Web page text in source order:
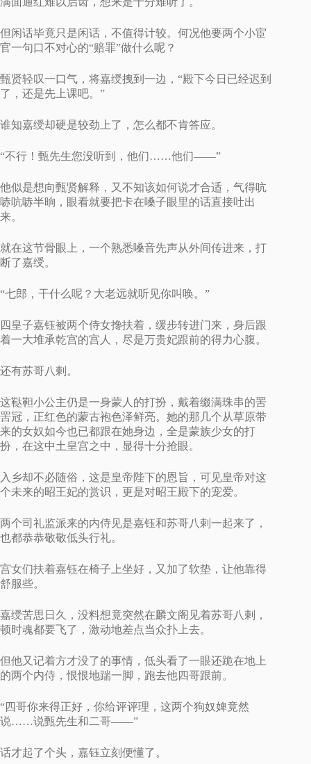
但闲话毕竟只是闲话，不值得计较。何况他要两个小宦
官一句口不对心的“赔罪”做什么呢？
甄贤轻叹一口气，将嘉绶拽到一边，“殿下今日已经迟到
了，还是先上课吧。”
谁知嘉绶却硬是较劲上了，怎么都不肯答应。
“不行！甄先生您没听到，他们……他们——”
他似是想向甄贤解释，又不知该如何说才合适，气得吭
哧吭哧半晌，眼看就要把卡在嗓子眼里的话直接吐出
来。
就在这节骨眼上，一个熟悉嗓音先声从外间传进来，打
断了嘉绶。
“七郎，干什么呢？大老远就听见你叫唤。”
四皇子嘉钰被两个侍女搀扶着，缓步转进门来，身后跟
着一大堆承乾宫的宫人，尽是万贵妃跟前的得力心腹。
还有苏哥八剌。
这鞑靼小公主仍是一身蒙人的打扮，戴着缀满珠串的罟
罟冠，正红色的蒙古袍色泽鲜亮。她的那几个从草原带
来的女奴如今也已都跟在她身边，全是蒙族少女的打
扮，在这中土皇宫之中，显得十分抢眼。
入乡却不必随俗，这是皇帝陛下的恩旨，可见皇帝对这
个未来的昭王妃的赏识，更是对昭王殿下的宠爱。
两个司礼监派来的内侍见是嘉钰和苏哥八剌一起来了，
也都恭恭敬敬低头行礼。
宫女们扶着嘉钰在椅子上坐好，又加了软垫，让他靠得
舒服些。
嘉绶苦思日久，没料想竟突然在麟文阁见着苏哥八剌，
顿时魂都要飞了，激动地差点当众扑上去。
但他又记着方才没了的事情，低头看了一眼还跪在地上
的两个内侍，恨恨地踹一脚，跑去他四哥跟前。
“四哥你来得正好，你给评评理，这两个狗奴婢竟然
说……说甄先生和二哥——”
话才起了个头，嘉钰立刻便懂了。